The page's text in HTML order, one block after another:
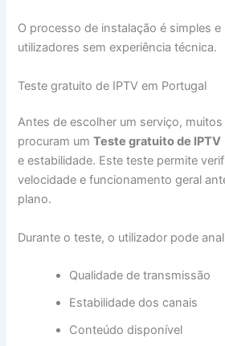
O processo de instalação é simples
utilizadores sem experiência técnica.
Teste gratuito de IPTV em Portugal
Antes de escolher um serviço,
procuram umTeste gratuito de IPTV
e estabilidade. Este teste permite
velocidade e funcionamento geral
plano.
Durante o teste, o utilizador pode
Qualidade de transmissão
Estabilidade dos canais
Conteúdo disponível